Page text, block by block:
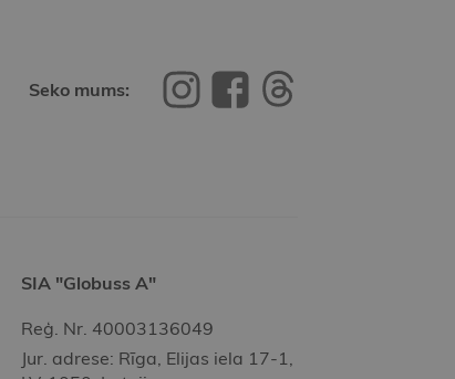
Seko mums:
SIA "Globuss A"
Reģ. Nr. 40003136049
Jur. adrese: Rīga, Elijas iela 17-1,